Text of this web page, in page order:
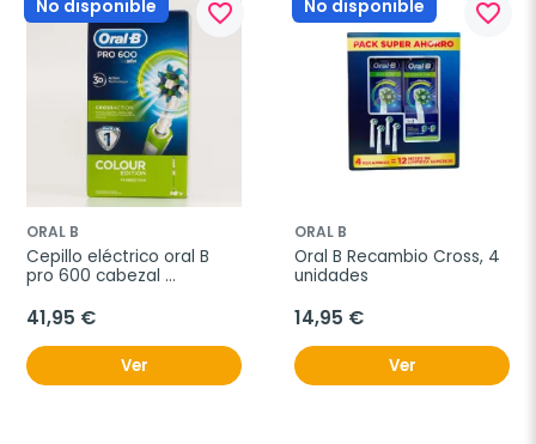
No disponible favorite_border
ORAL B
Cepillo eléctrico oral B
pro 600 cabezal
41,95 €
Ver
No disponible favorite_border
ORAL B
Oral B Recambio Cross, 4
unidades
14,95 €
Ver